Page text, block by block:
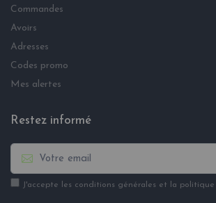
Commandes
Avoirs
Adresses
Codes promo
Mes alertes
Restez informé
J'accepte les conditions générales et la